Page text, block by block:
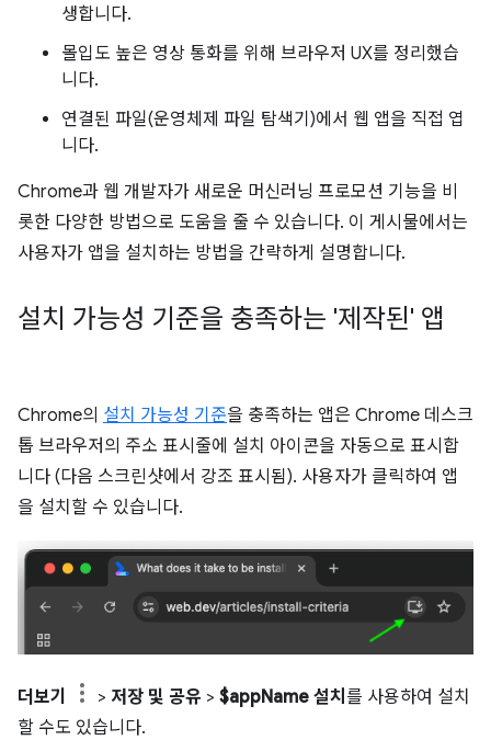
생합니다.
몰입도 높은 영상 통화를 위해 브라우저 UX를 정리했습
니다.
연결된 파일(운영체제 파일 탐색기)에서 웹 앱을 직접 엽
니다.
Chrome과 웹 개발자가 새로운 머신러닝 프로모션 기능을 비
롯한 다양한 방법으로 도움을 줄 수 있습니다. 이 게시물에서는
사용자가 앱을 설치하는 방법을 간략하게 설명합니다.
설치 가능성 기준을 충족하는 '제작된' 앱
Chrome의 설치 가능성 기준을 충족하는 앱은 Chrome 데스크
톱 브라우저의 주소 표시줄에 설치 아이콘을 자동으로 표시합
니다 (다음 스크린샷에서 강조 표시됨). 사용자가 클릭하여 앱
을 설치할 수 있습니다.
더보기 > 저장 및 공유 > $appName 설치 를 사용하여 설치
할 수도 있습니다.